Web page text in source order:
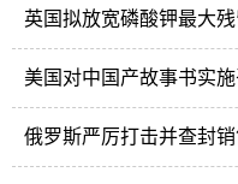
英国拟放宽磷酸钾最大
美国对中国产故事书实施
俄罗斯严厉打击并查封